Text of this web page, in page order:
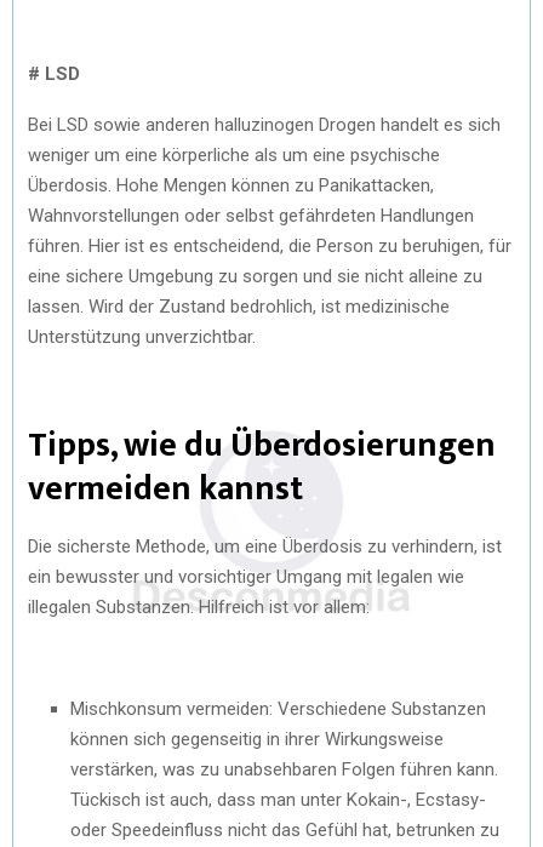
# LSD
Bei LSD sowie anderen halluzinogen Drogen handelt es sich
weniger um eine körperliche als um eine psychische
Überdosis. Hohe Mengen können zu Panikattacken,
Wahnvorstellungen oder selbst gefährdeten Handlungen
führen. Hier ist es entscheidend, die Person zu beruhigen, für
eine sichere Umgebung zu sorgen und sie nicht alleine zu
lassen. Wird der Zustand bedrohlich, ist medizinische
Unterstützung unverzichtbar.
Tipps, wie du Überdosierungen
vermeiden kannst
Die sicherste Methode, um eine Überdosis zu verhindern, ist
ein bewusster und vorsichtiger Umgang mit legalen wie
illegalen Substanzen. Hilfreich ist vor allem:
Mischkonsum vermeiden: Verschiedene Substanzen
können sich gegenseitig in ihrer Wirkungsweise
verstärken, was zu unabsehbaren Folgen führen kann.
Tückisch ist auch, dass man unter Kokain-, Ecstasy-
oder Speedeinfluss nicht das Gefühl hat, betrunken zu